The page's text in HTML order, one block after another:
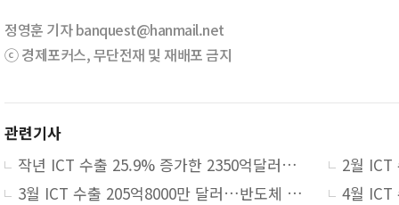
정영훈 기자 banquest@hanmail.net
ⓒ 경제포커스, 무단전재 및 재배포 금지
관련기사
작년 ICT 수출 25.9% 증가한 2350억달러…반도체 '역대 최고' 실적
3월 ICT 수출 205억8000만 달러…반도체 회복에 힘입어 9.4% 증가